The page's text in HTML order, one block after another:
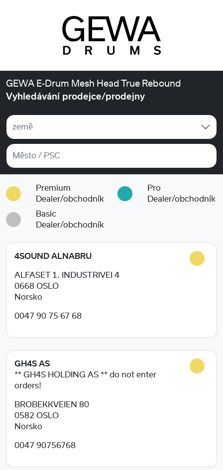
GEWA E-Drum Mesh Head True Rebound
Vyhledávání prodejce/prodejny
země
Premium
Dealer/obchodník
Pro
Dealer/obchodník
Basic
Dealer/obchodník
4SOUND ALNABRU
ALFASET 1. INDUSTRIVEI 4
0668 OSLO
Norsko
0047 90 75 67 68
GH4S AS
** GH4S HOLDING AS ** do not enter
orders!
BROBEKKVEIEN 80
0582 OSLO
Norsko
0047 90756768